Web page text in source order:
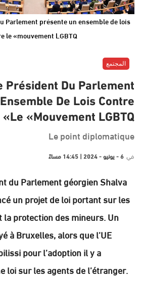
Parlement présente un ensemble de lois
le «mouvement LGBTQ»
المجتمع
Président Du Parlement
De Lois Contre
Le «mouvement LGBTQ»
Le point diplomatique
في 6 - يونيو - 2024 | 14:45 مساءً
du Parlement géorgien Shalva
un projet de loi portant sur les
protection des mineurs. Un
à Bruxelles, alors que l’UE
pour l’adoption il y a
loi sur les agents de l’étranger.